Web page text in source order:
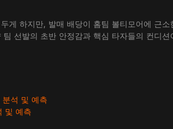
게 하지만, 발매 배당이 홈팀 볼티모어에 근
선발의 초반 안정감과 핵심 타자들의 컨디
석 및 예측
및 예측